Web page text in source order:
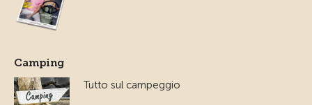
Camping
Tutto sul campeggio